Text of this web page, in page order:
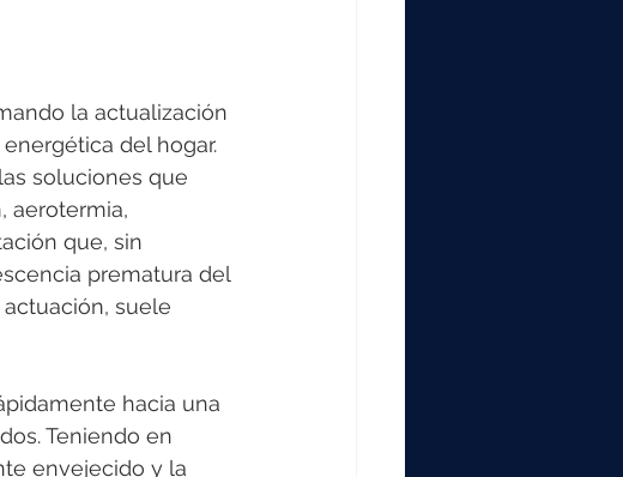
la actualización
del hogar.
soluciones que
aerotermia,
que, sin
prematura del
suele
hacia una
Teniendo en
envejecido y la